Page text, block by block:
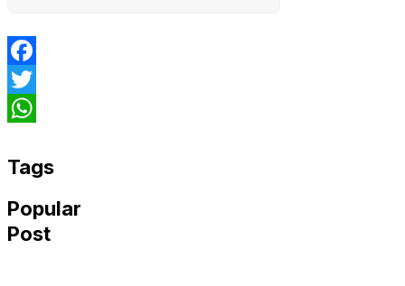
Facebook
Twitter
Tags
Popular
Post